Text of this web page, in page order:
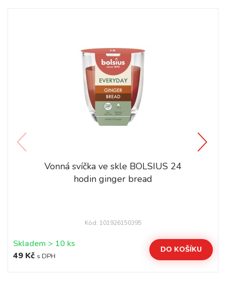
Vonná svíčka ve skle BOLSIUS 24
hodin ginger bread
Kód: 101926150395
Skladem > 10 ks
49 Kč s DPH
DO KOŠÍKU